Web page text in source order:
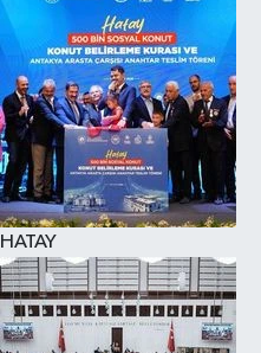
HATAY
Spor
Teknoloji
Yaşam